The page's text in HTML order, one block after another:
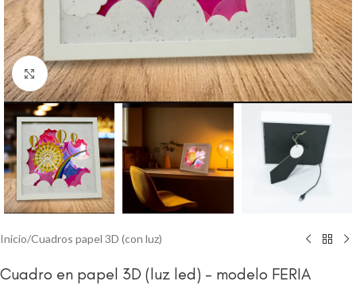
Clic para ampliar
Inicio/Cuadros papel 3D (con luz)
Cuadro en papel 3D (luz led) – modelo FERIA